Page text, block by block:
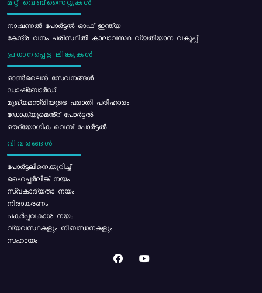
മറ്റ് വെബ്സൈറ്റുകൾ
നാഷണൽ പോർട്ടൽ ഓഫ് ഇന്ത്യ
കേന്ദ്ര വനം പരിസ്ഥിതി കാലാവസ്ഥ വ്യതിയാന വകുപ്പ്
പ്രധാനപ്പെട്ട ലിങ്കുകൾ
ഓൺലൈൻ സേവനങ്ങൾ
ഡാഷ്ബോർഡ്
മുഖ്യമന്ത്രിയുടെ പരാതി പരിഹാരം
ഡോക്യുമെൻ്റ് പോർട്ടൽ
ഔദ്യോഗിക വെബ് പോർട്ടൽ
വിവരങ്ങൾ
പോര്‍ട്ടലിനെക്കുറിച്ച്
ഹൈപ്പർലിങ്ക് നയം
സ്വകാര്യതാ നയം
നിരാകരണം
പകർപ്പവകാശ നയം
വ്യവസ്ഥകളും നിബന്ധനകളും
സഹായം